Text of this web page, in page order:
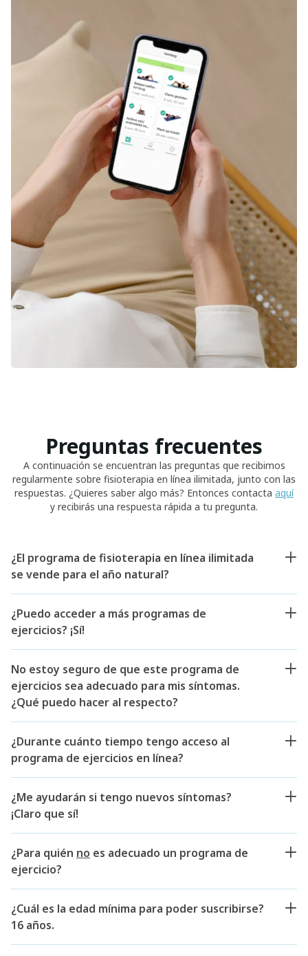
Preguntas frecuentes
A continuación se encuentran las preguntas que recibimos
regularmente sobre fisioterapia en línea ilimitada, junto con las
respuestas. ¿Quieres saber algo más? Entonces contacta aquí
y recibirás una respuesta rápida a tu pregunta.
¿El programa de fisioterapia en línea ilimitada
se vende para el año natural?
¿Puedo acceder a más programas de
ejercicios? ¡Sí!
No estoy seguro de que este programa de
ejercicios sea adecuado para mis síntomas.
¿Qué puedo hacer al respecto?
¿Durante cuánto tiempo tengo acceso al
programa de ejercicios en línea?
¿Me ayudarán si tengo nuevos síntomas?
¡Claro que sí!
¿Para quién no es adecuado un programa de
ejercicio?
¿Cuál es la edad mínima para poder suscribirse?
16 años.